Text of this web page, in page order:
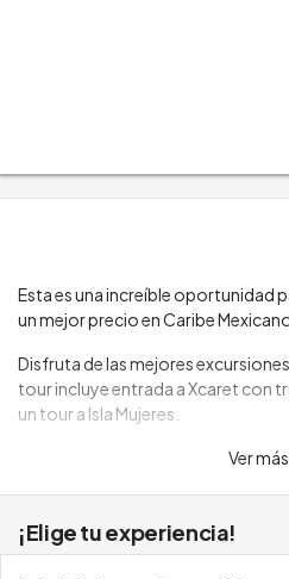
Esta es una increíble oportunidad
un mejor precio en Caribe
Disfruta de las mejores
tour incluye entrada a Xcaret con
un tour a Isla Mujeres.
Ver más
¡Elige tu experiencia!